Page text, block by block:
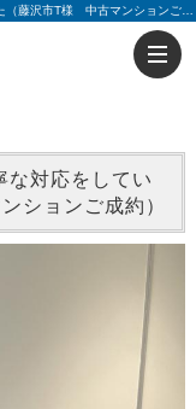
な対応をしてい
ションご成約）